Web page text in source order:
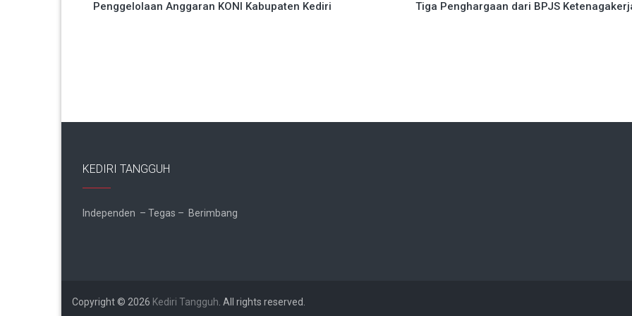
Penggelolaan Anggaran KONI Kabupaten Kediri Tiga Penghargaan dari BPJS
KEDIRI TANGGUH
Independen – Tegas – Berimbang
Copyright © 2026 Kediri Tangguh . All rights reserved.